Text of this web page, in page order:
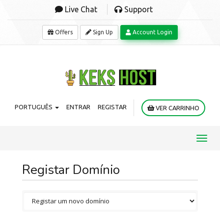
Live Chat Support
Offers Sign Up Account Login
PORTUGUÊS ENTRAR REGISTAR VER CARRINHO
Registar Domínio